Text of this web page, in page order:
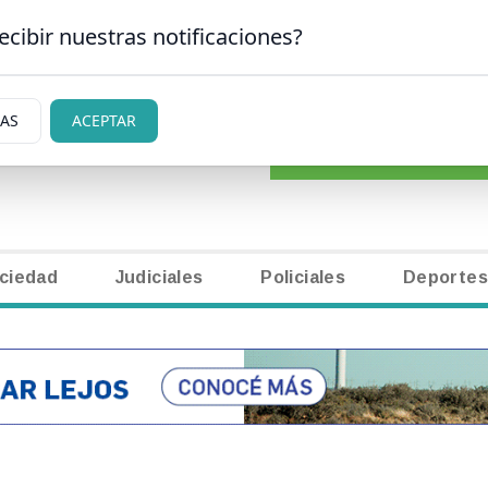
DE BARILOCHE CLASIFICADOS
Judiciales Policiales Deportes
nuestras notificaciones?
ACEPTAR